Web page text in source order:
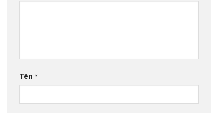
Tên *